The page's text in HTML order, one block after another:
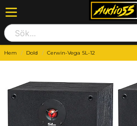
Hem Dold Cerwin-Vega SL-12